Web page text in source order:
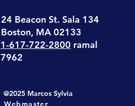
24 Beacon St. Sala 134
Boston, MA 02133
1-617-722-2800 ramal
7962
@2025 Marcos Sylvia
Webmaster